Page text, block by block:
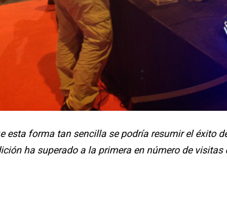
esta forma tan sencilla se podría resumir el éxito
ha superado a la primera en número de